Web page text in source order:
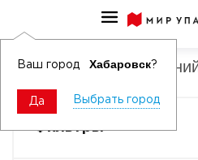
Ваш город Хабаровск?
Да Выбрать город
Удобрения для
Фильтры